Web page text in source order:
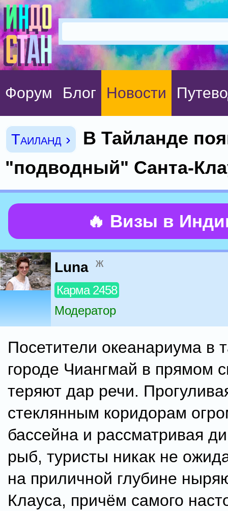
Форум Блог Новости
Таиланд ›
В Тайланде
"подводный" Санта-
🔥 Визы в
Luna ж
Карма 2458
Модератор
Посетители океанариума в
городе Чиангмай в прямом
теряют дар речи.
стеклянным коридорам
бассейна и рассматривая
рыб, туристы никак не
на приличной глубине
Клауса, причём самого